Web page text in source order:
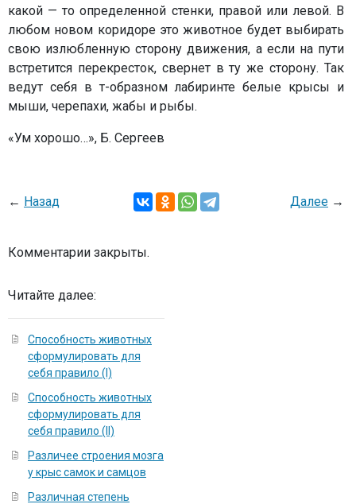
какой — то определенной стенки, правой или левой. В
любом новом коридоре это животное будет выбирать
свою излюбленную сторону движения, а если на пути
встретится перекресток, свернет в ту же сторону. Так
ведут себя в т-образном лабиринте белые крысы и
мыши, черепахи, жабы и рыбы.
«Ум хорошо…», Б. Сергеев
← Назад Далее →
Комментарии закрыты.
Читайте далее:
Способность животных
сформулировать для
себя правило (I)
Способность животных
сформулировать для
себя правило (II)
Различее строения мозга
у крыс самок и самцов
Различная степень